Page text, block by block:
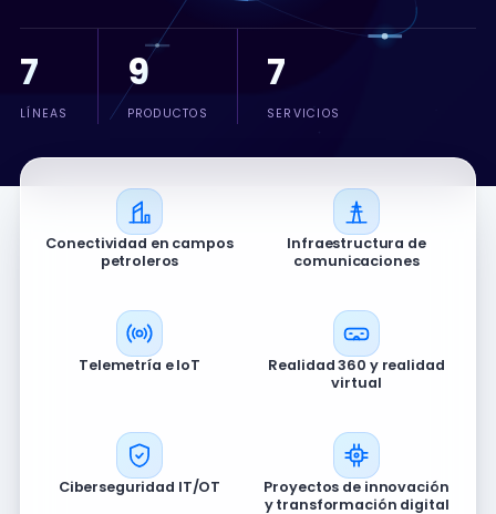
7
LÍNEAS
9
PRODUCTOS
7
SERVICIOS
Conectividad en campos
petroleros
Infraestructura de
comunicaciones
Telemetría e IoT
Realidad 360 y realidad
virtual
Ciberseguridad IT/OT
Proyectos de innovación
y transformación digital